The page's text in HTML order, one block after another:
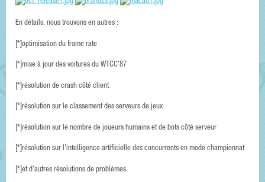
En détails, nous trouvons en autres :
[*]optimisation du frame rate
[*]mise à jour des voitures du WTCC'87
[*]résolution de crash côté client
[*]résolution sur le classement des serveurs de jeux
[*]résolution sur le nombre de joueurs humains et de bots côté serveur
[*]résolution sur l'intelligence artificielle des concurrents en mode championnat
[*]et d'autres résolutions de problèmes